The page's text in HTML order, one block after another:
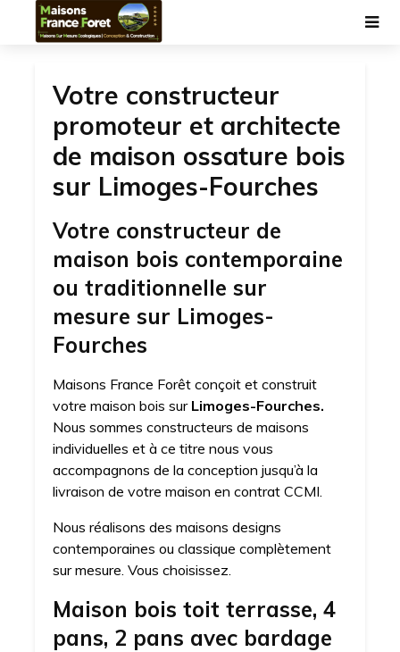
Votre constructeur
promoteur et architecte
de maison ossature bois
sur Limoges-Fourches
Votre constructeur de
maison bois contemporaine
ou traditionnelle sur
mesure sur Limoges-
Fourches
Maisons France Forêt conçoit et construit
votre maison bois sur Limoges-Fourches.
Nous sommes constructeurs de maisons
individuelles et à ce titre nous vous
accompagnons de la conception jusqu’à la
livraison de votre maison en contrat CCMI.
Nous réalisons des maisons designs
contemporaines ou classique complètement
sur mesure. Vous choisissez.
Maison bois toit terrasse, 4
pans, 2 pans avec bardage